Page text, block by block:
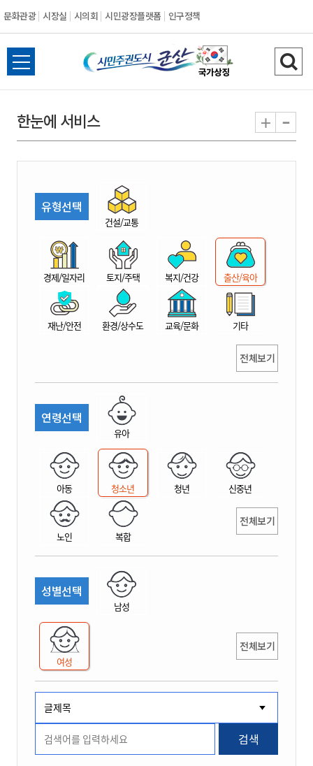
문화관광 시장실 시의회 시민광장플랫폼 인구정책
시
민
권
시
산
전
체
뉴
열
검
색
기
한눈에 서비스 + -
유형선택
건설/교통
경제/일자리 토지/주택 복지/건강 출산/육아
재난/안전 환경/상수도 교육/문화 기타
전체보기
연령선택
유아
아동 청소년 청년 신중년
노인 복합
전체보기
성별선택
남성
여성
전체보기
검색